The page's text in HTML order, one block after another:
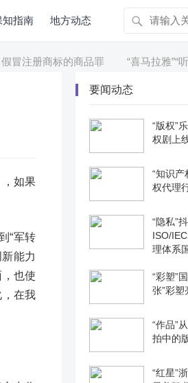
知指南 地方动态
注册商标的商品罪 “喜马拉雅”“听书
，如果
“军转
能力
也使
，在我
要闻动态
“版权”
权剧上
“知识产
权代理
“隐私”
ISO/
理体系
“彩塑”
张”彩塑
“作品”
拍中的
“红星”